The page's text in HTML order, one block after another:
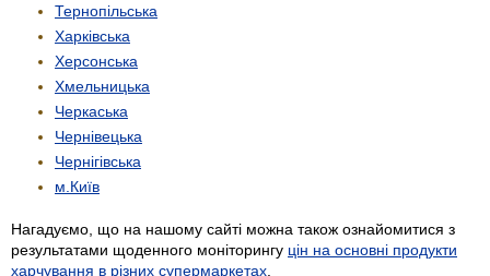
Тернопільська
Харківська
Херсонська
Хмельницька
Черкаська
Чернівецька
Чернігівська
м.Київ
Нагадуємо, що на нашому сайті можна також ознайомитися з
результатами щоденного моніторингу цін на основні продукти
харчування в різних супермаркетах